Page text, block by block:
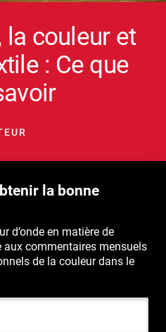
la couleur et
: Ce que
la bonne
d’onde en matière de
commentaires mensuels
de la couleur dans le
Email Address